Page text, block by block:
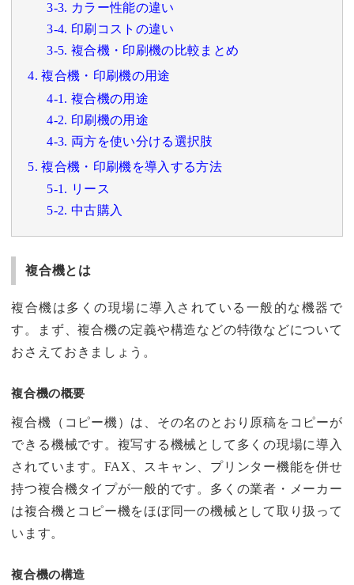
3-3. カラー性能の違い
3-4. 印刷コストの違い
3-5. 複合機・印刷機の比較まとめ
4. 複合機・印刷機の用途
4-1. 複合機の用途
4-2. 印刷機の用途
4-3. 両方を使い分ける選択肢
5. 複合機・印刷機を導入する方法
5-1. リース
5-2. 中古購入
複合機とは
複合機は多くの現場に導入されている一般的な機器で
す。まず、複合機の定義や構造などの特徴などについて
おさえておきましょう。
複合機の概要
複合機（コピー機）は、その名のとおり原稿をコピーが
できる機械です。複写する機械として多くの現場に導入
されています。FAX、スキャン、プリンター機能を併せ
持つ複合機タイプが一般的です。多くの業者・メーカー
は複合機とコピー機をほぼ同一の機械として取り扱って
います。
複合機の構造